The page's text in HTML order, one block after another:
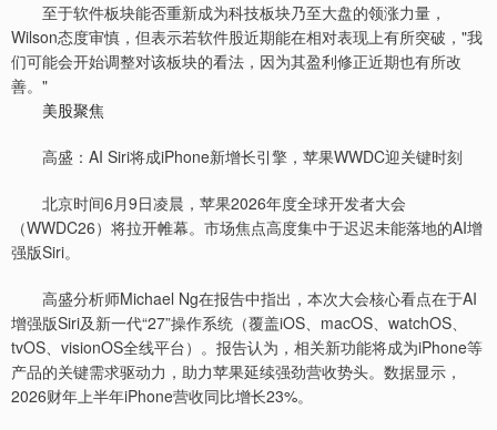
至于软件板块能否重新成为科技板块乃至大盘的领涨力量，
Wilson态度审慎，但表示若软件股近期能在相对表现上有所突破，"我
们可能会开始调整对该板块的看法，因为其盈利修正近期也有所改
善。"
美股聚焦
高盛：AI Siri将成iPhone新增长引擎，苹果WWDC迎关键时刻
北京时间6月9日凌晨，苹果2026年度全球开发者大会
（WWDC26）将拉开帷幕。市场焦点高度集中于迟迟未能落地的AI增
强版Siri。
高盛分析师Michael Ng在报告中指出，本次大会核心看点在于AI
增强版Siri及新一代“27”操作系统（覆盖iOS、macOS、watchOS、
tvOS、visionOS全线平台）。报告认为，相关新功能将成为iPhone等
产品的关键需求驱动力，助力苹果延续强劲营收势头。数据显示，
2026财年上半年iPhone营收同比增长23%。